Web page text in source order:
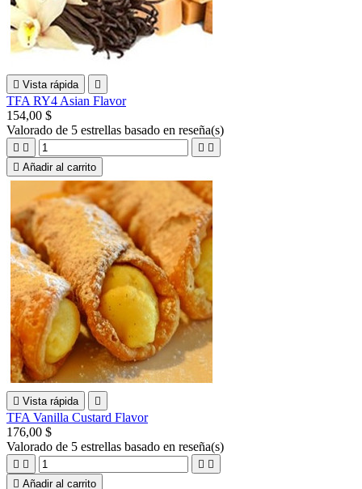
 Vista rápida 
TFA RY4 Asian Flavor
154,00 $
Valorado de 5 estrellas basado en reseña(s)
   
 Añadir al carrito
 Vista rápida 
TFA Vanilla Custard Flavor
176,00 $
Valorado de 5 estrellas basado en reseña(s)
   
 Añadir al carrito